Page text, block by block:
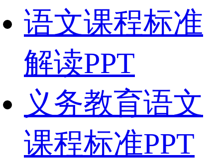
语文课程标准
解读PPT
义务教育语文
课程标准PPT